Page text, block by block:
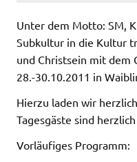
Unter dem Motto: SM,
Subkultur in die Kultur
und Christsein mit dem
28.-30.10.2011 in
Hierzu laden wir
Tagesgäste sind
Vorläufiges Programm: